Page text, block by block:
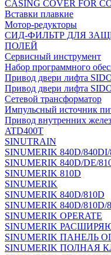
CASING COVER FOR
Вставки плавкие
Мотор-редукторы
СИД-ФИЛЬТР ДЛЯ
ПОЛЕЙ
Сервисный инструмент
Набор программного
Привод двери лифта
Привод двери лифта
Сетевой трансформатор
Импульсный источник
Привод внутренних
ATD400T
SINUTRAIN
SINUMERIK 840D/840DI/
SINUMERIK 840D/DE/
SINUMERIK 810D
SINUMERIK
SINUMERIK 840D/810D
SINUMERIK 840D/810D/
SINUMERIK OPERATE
SINUMERIK
SINUMERIK ПАНЕЛЬ
SINUMERIK ПОЛНАЯ